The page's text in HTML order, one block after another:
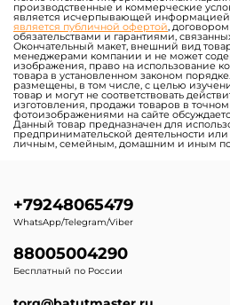
горками для бизнеса